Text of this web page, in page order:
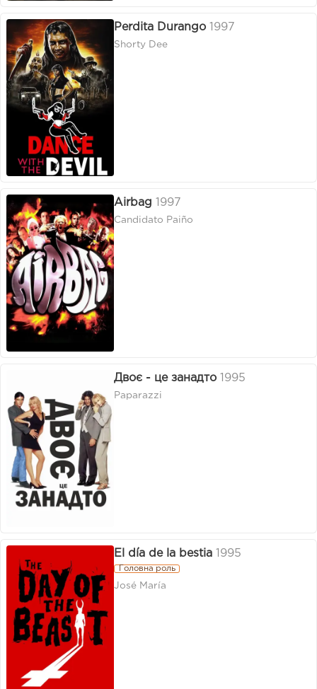
Perdita Durango 1997
Shorty Dee
Airbag 1997
Candidato Paiño
Двоє - це занадто 1995
Paparazzi
El día de la bestia 1995
Головна роль
José María